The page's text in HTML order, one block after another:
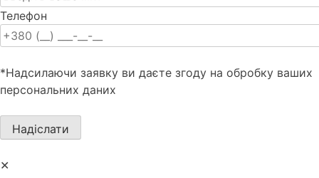
Телефон
*Надсилаючи заявку ви даєте згоду на обробку ваших
персональних даних
✕